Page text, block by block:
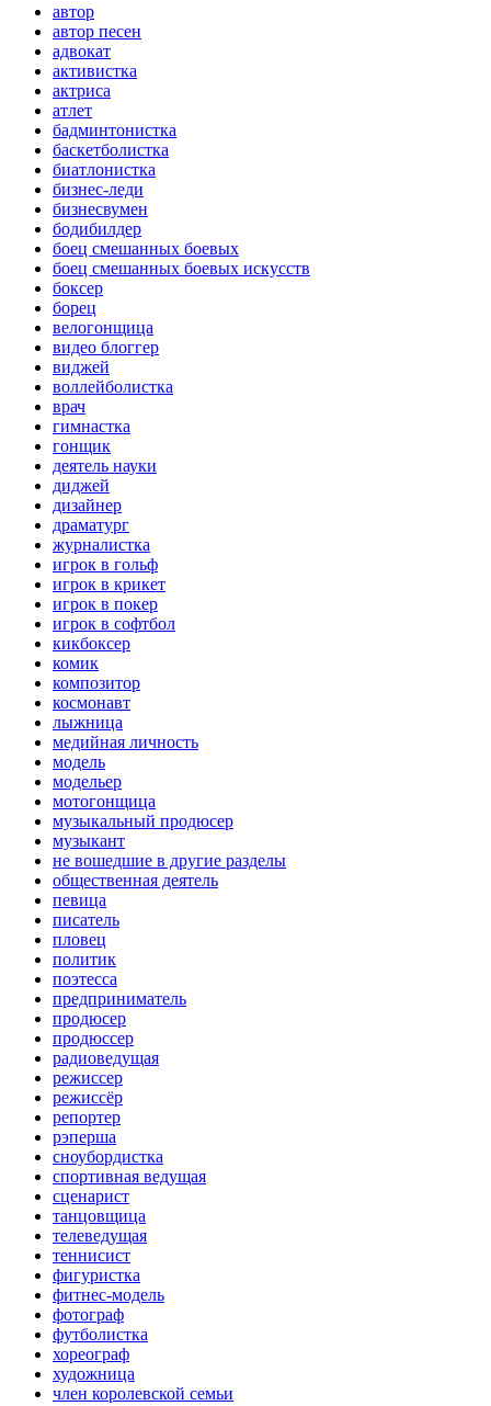
автор
автор песен
адвокат
активистка
актриса
атлет
бадминтонистка
баскетболистка
биатлонистка
бизнес-леди
бизнесвумен
бодибилдер
боец смешанных боевых
боец смешанных боевых искусств
боксер
борец
велогонщица
видео блоггер
виджей
воллейболистка
врач
гимнастка
гонщик
деятель науки
диджей
дизайнер
драматург
журналистка
игрок в гольф
игрок в крикет
игрок в покер
игрок в софтбол
кикбоксер
комик
композитор
космонавт
лыжница
медийная личность
модель
модельер
мотогонщица
музыкальный продюсер
музыкант
не вошедшие в другие разделы
общественная деятель
певица
писатель
пловец
политик
поэтесса
предприниматель
продюсер
продюссер
радиоведущая
режиссер
режиссёр
репортер
рэперша
сноубордистка
спортивная ведущая
сценарист
танцовщица
телеведущая
теннисист
фигуристка
фитнес-модель
фотограф
футболистка
хореограф
художница
член королевской семьи